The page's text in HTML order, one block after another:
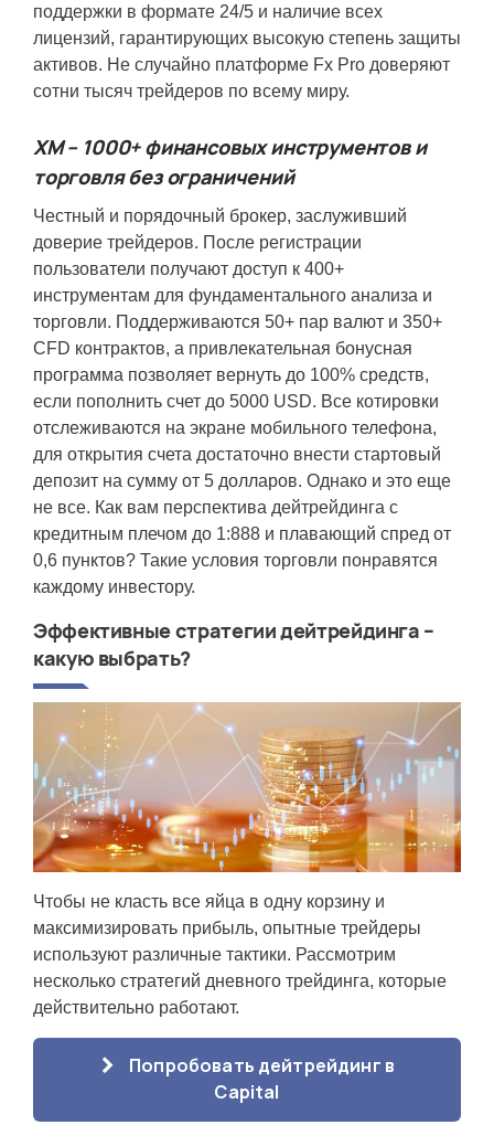
поддержки в формате 24/5 и наличие всех
лицензий, гарантирующих высокую степень защиты
активов. Не случайно платформе Fx Pro доверяют
сотни тысяч трейдеров по всему миру.
ХМ – 1000+ финансовых инструментов и
торговля без ограничений
Честный и порядочный брокер, заслуживший
доверие трейдеров. После регистрации
пользователи получают доступ к 400+
инструментам для фундаментального анализа и
торговли. Поддерживаются 50+ пар валют и 350+
CFD контрактов, а привлекательная бонусная
программа позволяет вернуть до 100% средств,
если пополнить счет до 5000 USD. Все котировки
отслеживаются на экране мобильного телефона,
для открытия счета достаточно внести стартовый
депозит на сумму от 5 долларов. Однако и это еще
не все. Как вам перспектива дейтрейдинга с
кредитным плечом до 1:888 и плавающий спред от
0,6 пунктов? Такие условия торговли понравятся
каждому инвестору.
Эффективные стратегии дейтрейдинга –
какую выбрать?
Чтобы не класть все яйца в одну корзину и
максимизировать прибыль, опытные трейдеры
используют различные тактики. Рассмотрим
несколько стратегий дневного трейдинга, которые
действительно работают.
Попробовать дейтрейдинг в
Capital